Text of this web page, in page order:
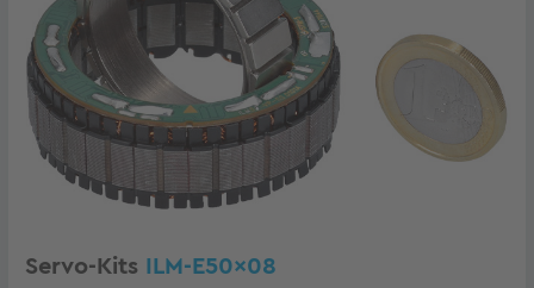
Servo-Kits ILM-E50x08